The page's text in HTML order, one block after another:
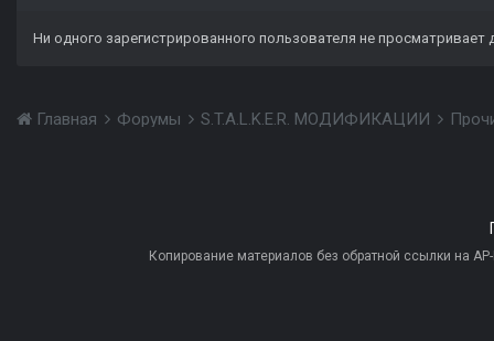
Ни одного зарегистрированного пользователя не просматривает
Главная Форумы S.T.A.L.K.E.R. МОДИФИКАЦИИ
Копирование материалов без обратной ссылки на